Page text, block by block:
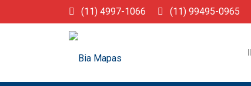
(11) 4997-1066 (11) 99495-0965